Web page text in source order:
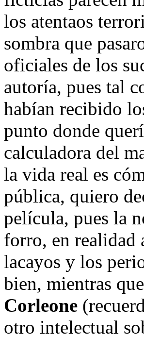
los atentaos
sombra que
oficiales de los
autoría, pues tal
habían recibido
punto donde
calculadora del
la vida real es
pública, quiero
película, pues la
forro, en realidad
lacayos y los
bien, mientras
Corleone
otro intelectual